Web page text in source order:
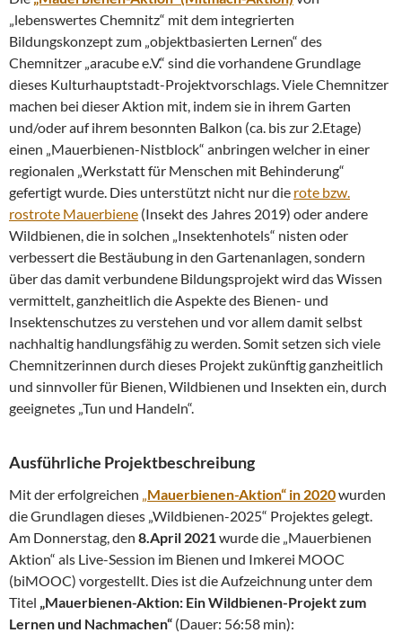
„lebenswertes Chemnitz“ mit dem integrierten
Bildungskonzept zum „objektbasierten Lernen“ des
Chemnitzer „aracube e.V.“ sind die vorhandene Grundlage
dieses Kulturhauptstadt-Projektvorschlags. Viele Chemnitzer
machen bei dieser Aktion mit, indem sie in ihrem Garten
und/oder auf ihrem besonnten Balkon (ca. bis zur 2.Etage)
einen „Mauerbienen-Nistblock“ anbringen welcher in einer
regionalen „Werkstatt für Menschen mit Behinderung“
gefertigt wurde. Dies unterstützt nicht nur die rote bzw.
rostrote Mauerbiene (Insekt des Jahres 2019) oder andere
Wildbienen, die in solchen „Insektenhotels“ nisten oder
verbessert die Bestäubung in den Gartenanlagen, sondern
über das damit verbundene Bildungsprojekt wird das Wissen
vermittelt, ganzheitlich die Aspekte des Bienen- und
Insektenschutzes zu verstehen und vor allem damit selbst
nachhaltig handlungsfähig zu werden. Somit setzen sich viele
Chemnitzerinnen durch dieses Projekt zukünftig ganzheitlich
und sinnvoller für Bienen, Wildbienen und Insekten ein, durch
geeignetes „Tun und Handeln“.
Ausführliche Projektbeschreibung
Mit der erfolgreichen Mauerbienen-Aktion“ in 2020wurden
die Grundlagen dieses „Wildbienen-2025“ Projektes gelegt.
Am Donnerstag, den 8.April 2021 wurde die „Mauerbienen
Aktion“ als Live-Session im Bienen und Imkerei MOOC
(biMOOC) vorgestellt. Dies ist die Aufzeichnung unter dem
Titel „Mauerbienen-Aktion: Ein Wildbienen-Projekt zum
Lernen und Nachmachen“ (Dauer: 56:58 min):